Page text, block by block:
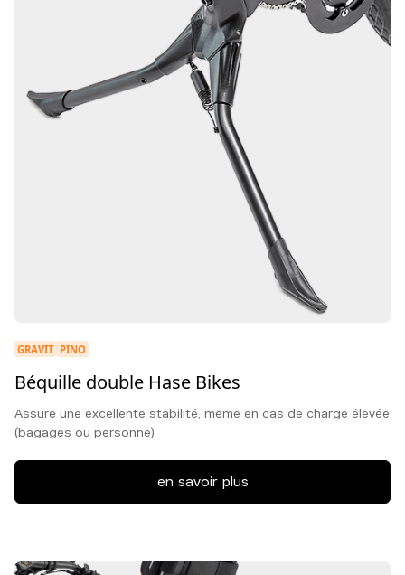
GRAVIT PINO
Béquille double Hase Bikes
Assure une excellente stabilité, même en cas de charge élevée
(bagages ou personne)
en savoir plus